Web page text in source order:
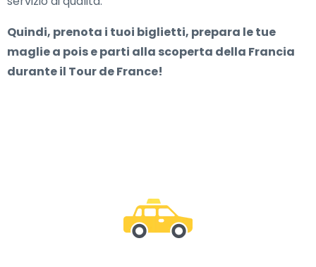
Quindi, prenota i tuoi biglietti, prepara le tue
maglie a pois e parti alla scoperta della Francia
durante il Tour de France!